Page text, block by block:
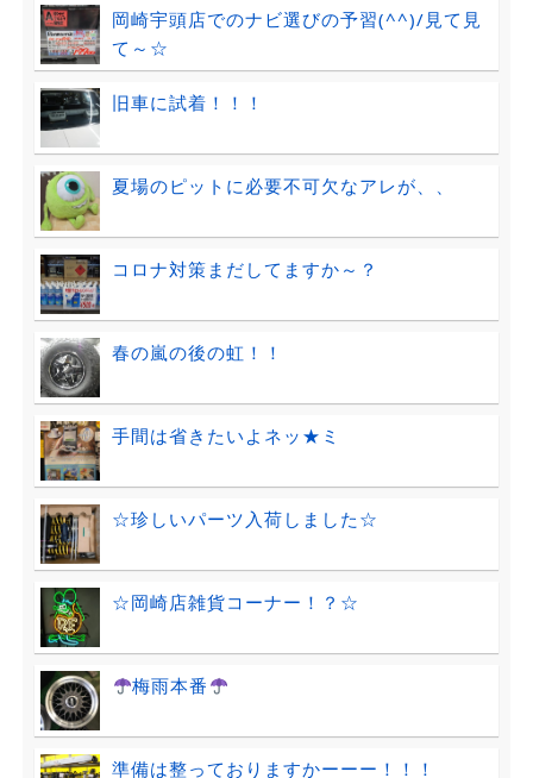
岡崎宇頭店でのナビ選びの予習(^^)/見て見
て～☆
旧車に試着！！！
夏場のピットに必要不可欠なアレが、、
コロナ対策まだしてますか～？
春の嵐の後の虹！！
手間は省きたいよネッ★ミ
☆珍しいパーツ入荷しました☆
☆岡崎店雑貨コーナー！？☆
梅雨本番
準備は整っておりますかーーー！！！